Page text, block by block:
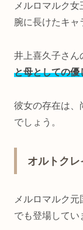
メルロマルク
腕に長けたキャ
井上喜久子さん
と母としての優
彼女の存在は、
でしょう。
オルトクレ
メルロマルク
でも登場してい